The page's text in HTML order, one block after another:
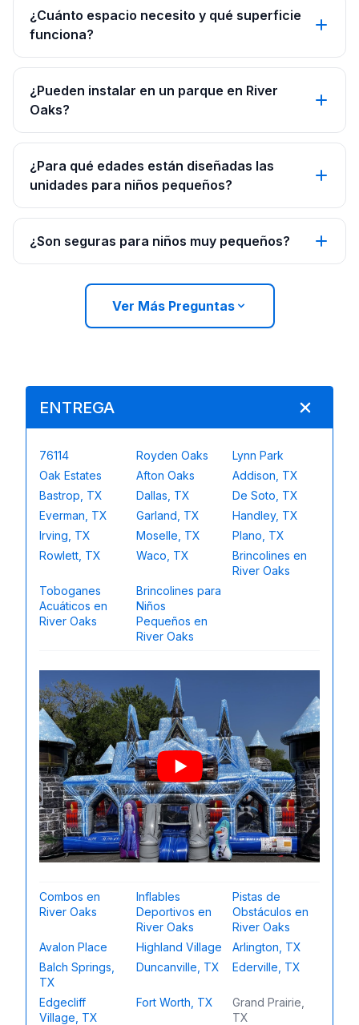
¿Cuánto espacio necesito y qué superficie
funciona?
¿Pueden instalar en un parque en River
Oaks?
¿Para qué edades están diseñadas las
unidades para niños pequeños?
¿Son seguras para niños muy pequeños?
Ver Más Preguntas
ENTREGA
76114 Royden Oaks
Lynn Park
Oak Estates
Afton Oaks
Addison, TX
Bastrop, TX
Dallas, TX
De Soto, TX
Everman, TX
Garland, TX
Handley, TX
Irving, TX
Moselle, TX
Plano, TX
Rowlett, TX
Waco, TX
Brincolines en
River Oaks
Toboganes
Acuáticos en
River Oaks
Brincolines para
Niños
Pequeños en
River Oaks
Combos en
River Oaks
Inflables
Deportivos en
River Oaks
Pistas de
Obstáculos en
River Oaks
Avalon Place
Highland Village
Arlington, TX
Balch Springs,
TX
Duncanville, TX Ederville, TX
Edgecliff
Village, TX
Fort Worth, TX
Grand Prairie,
TX